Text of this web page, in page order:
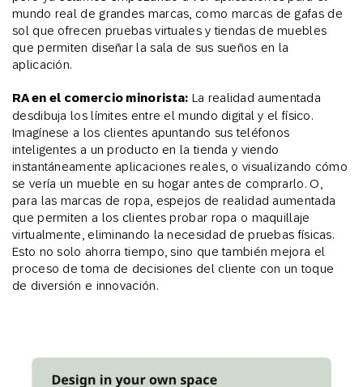
mundo real de grandes marcas, como marcas de gafas de
sol que ofrecen pruebas virtuales y tiendas de muebles
que permiten diseñar la sala de sus sueños en la
aplicación.
RA en el comercio minorista: La realidad aumentada
desdibuja los límites entre el mundo digital y el físico.
Imagínese a los clientes apuntando sus teléfonos
inteligentes a un producto en la tienda y viendo
instantáneamente aplicaciones reales, o visualizando cómo
se vería un mueble en su hogar antes de comprarlo. O,
para las marcas de ropa, espejos de realidad aumentada
que permiten a los clientes probar ropa o maquillaje
virtualmente, eliminando la necesidad de pruebas físicas.
Esto no solo ahorra tiempo, sino que también mejora el
proceso de toma de decisiones del cliente con un toque
de diversión e innovación.